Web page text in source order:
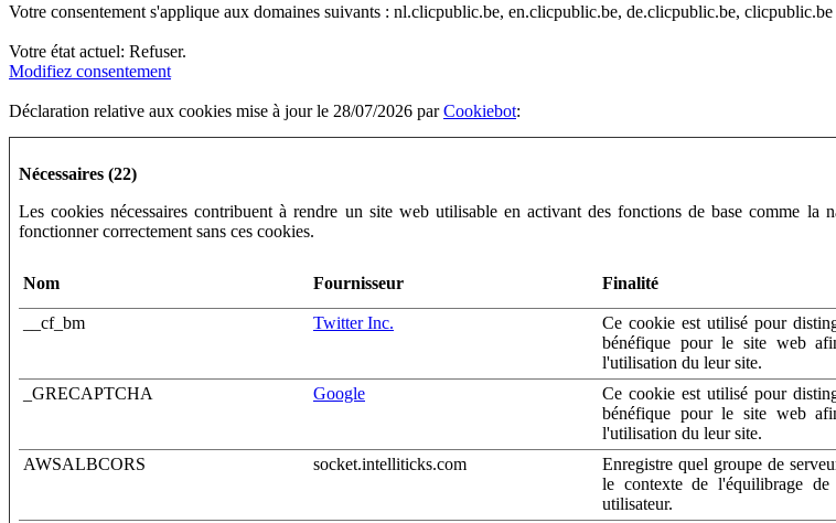
Votre consentement s'applique aux domaines suivants : nl.clicpublic.be, en.clicpublic.be, de.clicpublic.be, clicpublic.be
Votre état ​​actuel: Refuser.
Modifiez consentement
Déclaration relative aux cookies mise à jour le 28/07/2026 parCookiebot:
Nécessaires (22)
Les cookies nécessaires contribuent à rendre un site web utilisable en activant des fonctions de base comme
fonctionner correctement sans ces cookies.
Nom Fournisseur Finalité
__cf_bm Twitter Inc.
Ce cookie est utilisé pour
bénéfique pour le site web
l'utilisation du leur site.
_GRECAPTCHA Google
Ce cookie est utilisé pour
bénéfique pour le site web
l'utilisation du leur site.
AWSALBCORS socket.intelliticks.com
Enregistre quel groupe de
le contexte de l'équilibrage de
utilisateur.